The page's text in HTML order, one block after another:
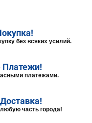
без всяких усилий.
Платежи!
платежами.
часть города!